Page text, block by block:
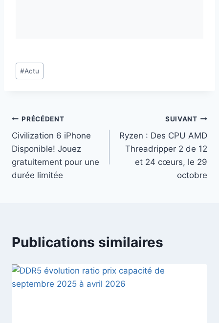
Étiquettes
de
#Actu
Navigation
de
l’article
PRÉCÉDENT
Civilization 6 iPhone
Disponible! Jouez
gratuitement pour une
durée limitée
SUIVANT
Ryzen : Des CPU AMD
Threadripper 2 de 12
et 24 cœurs, le 29
octobre
Publications similaires